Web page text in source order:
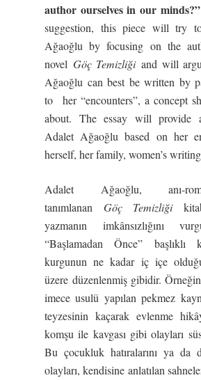
author ourselves in our minds?”
suggestion, this piece will try
Ağaoğlu by focusing on the
novel Göç Temizliğiand will
Ağaoğlu can best be written by
to her “encounters”, a concept
about. The essay will provide
Adalet Ağaoğlu based on her
herself, her family, women’s
Adalet Ağaoğlu, anı-
tanımlananGöç Temizliği
yazmanın imkânsızlığını
“Başlamadan Önce” başlıklı
kurgunun ne kadar iç içe
üzere düzenlenmiş gibidir.
imece usulü yapılan pekmez
teyzesinin kaçarak evlenme
komşu ile kavgası gibi olayları
Bu çocukluk hatıralarını ya da
olayları, kendisine anlatılan